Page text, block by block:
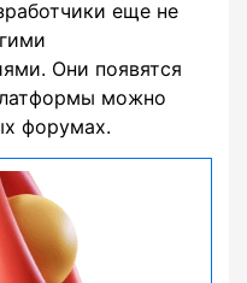
еще не
Они появятся
можно
форумах.